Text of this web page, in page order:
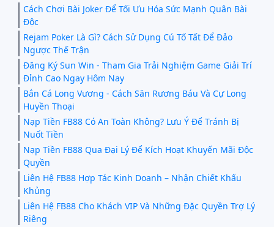
Cách Chơi Bài Joker Để Tối Ưu Hóa Sức Mạnh Quân Bài
Độc
Rejam Poker Là Gì? Cách Sử Dụng Cú Tố Tất Để Đảo
Ngược Thế Trận
Đăng Ký Sun Win - Tham Gia Trải Nghiệm Game Giải Trí
Đỉnh Cao Ngay Hôm Nay
Bắn Cá Long Vương - Cách Săn Rương Báu Và Cự Long
Huyền Thoại
Nạp Tiền FB88 Có An Toàn Không? Lưu Ý Để Tránh Bị
Nuốt Tiền
Nạp Tiền FB88 Qua Đại Lý Để Kích Hoạt Khuyến Mãi Độc
Quyền
Liên Hệ FB88 Hợp Tác Kinh Doanh – Nhận Chiết Khấu
Khủng
Liên Hệ FB88 Cho Khách VIP Và Những Đặc Quyền Trợ Lý
Riêng